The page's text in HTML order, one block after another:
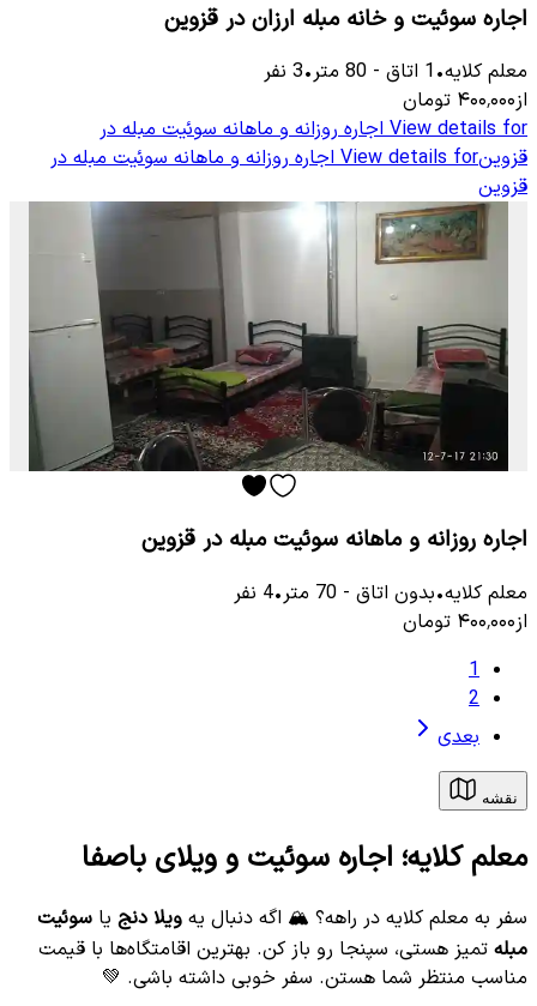
اجاره سوئیت و خانه مبله ارزان در قزوین
معلم كلایه•
1 اتاق -
80 متر•
3 نفر
از۴۰۰٬۰۰۰ تومان
View details for اجاره روزانه و ماهانه سوئیت مبله در
قزوینView details for اجاره روزانه و ماهانه سوئیت مبله در
قزوین
اجاره روزانه و ماهانه سوئیت مبله در قزوین
معلم كلایه•بدون اتاق -
70 متر•
4 نفر
از۴۰۰٬۰۰۰ تومان
1
2
بعدی
نقشه
معلم كلایه؛ اجاره سوئیت و ویلای باصفا
سفر به معلم کلایه در راهه؟ 🏔️ اگه دنبال یه ویلا دنج یا سوئیت
مبله تمیز هستی، سپنجا رو باز کن. بهترین اقامتگاه‌ها با قیمت
مناسب منتظر شما هستن. سفر خوبی داشته باشی. 💚